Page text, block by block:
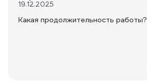
19.12.2025
Какая продолжительность работы?